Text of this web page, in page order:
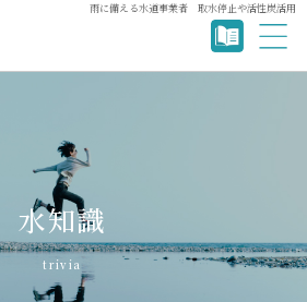
雨に備える水道事業者 取水停止や活性炭活用
水知識
trivia